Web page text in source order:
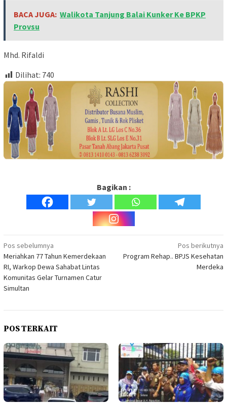
BACA JUGA: Walikota Tanjung Balai Kunker Ke BPKP
Provsu
Mhd. Rifaldi
Dilihat: 740
Bagikan :
Navigasi
pos
Pos sebelumnya
Meriahkan 77 Tahun Kemerdekaan
RI, Warkop Dewa Sahabat Lintas
Komunitas Gelar Turnamen Catur
Simultan
Pos berikutnya
Program Rehap.. BPJS Kesehatan
Merdeka
POS TERKAIT